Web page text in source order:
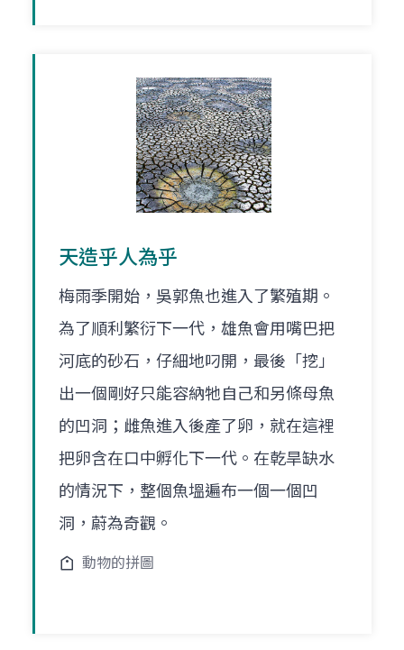
天造乎人為乎
梅雨季開始，吳郭魚也進入了繁殖期。
為了順利繁衍下一代，雄魚會用嘴巴把
河底的砂石，仔細地叼開，最後「挖」
出一個剛好只能容納牠自己和另條母魚
的凹洞；雌魚進入後產了卵，就在這裡
把卵含在口中孵化下一代。在乾旱缺水
的情況下，整個魚塭遍布一個一個凹
洞，蔚為奇觀。
動物的拼圖